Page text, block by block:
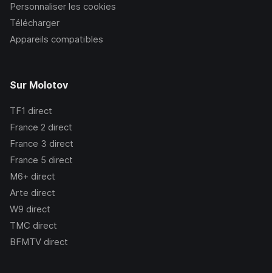
Personnaliser les cookies
Télécharger
Appareils compatibles
Sur Molotov
TF1 direct
France 2 direct
France 3 direct
France 5 direct
M6+ direct
Arte direct
W9 direct
TMC direct
BFMTV direct